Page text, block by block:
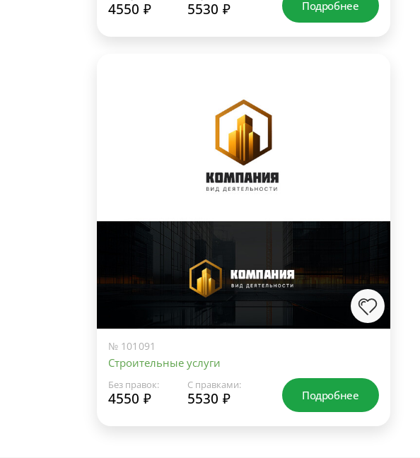
4550 ₽ 5530 ₽ Подробнее
№ 101091
Строительные услуги
Без правок:
4550 ₽
С правками:
5530 ₽ Подробнее